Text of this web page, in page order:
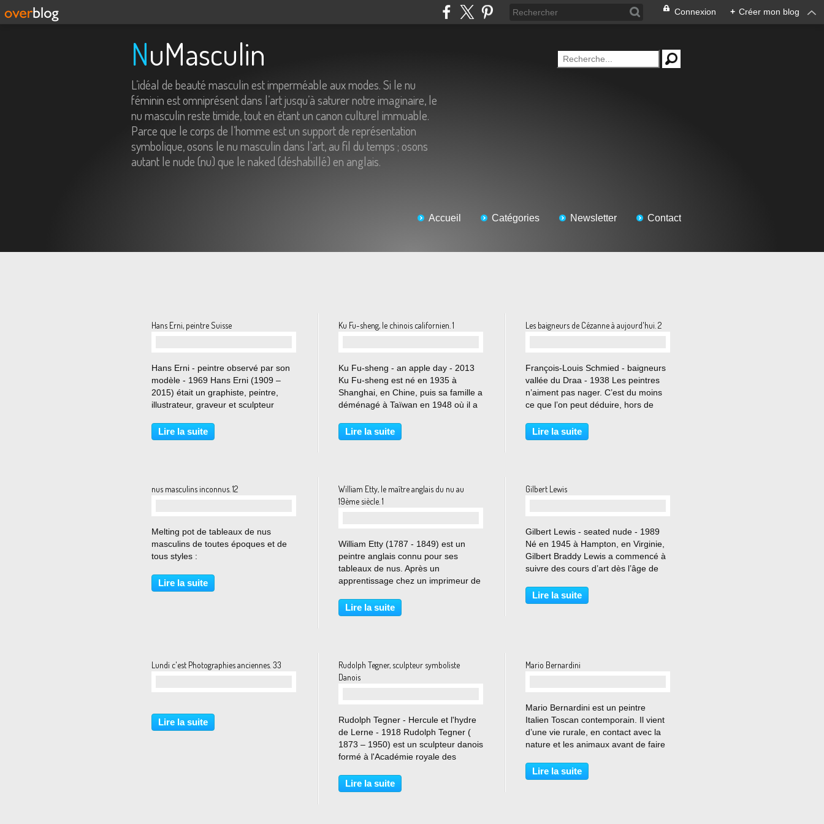
Connexion + Créer mon blog
NuMasculin
L’idéal de beauté masculin est imperméable aux modes. Si le nu
féminin est omniprésent dans l’art jusqu’à saturer notre imaginaire, le
nu masculin reste timide, tout en étant un canon culturel immuable.
Parce que le corps de l’homme est un support de représentation
symbolique, osons le nu masculin dans l’art, au fil du temps ; osons
autant le nude (nu) que le naked (déshabillé) en anglais.
Accueil Catégories Newsletter Contact
Hans Erni, peintre Suisse
Hans Erni - peintre observé par son
modèle - 1969 Hans Erni (1909 –
2015) était un graphiste, peintre,
illustrateur, graveur et sculpteur
Julian à Paris puis à Berlin, et admire
des artistes tels que Pablo Picasso...
Lire la suite
Ku Fu-sheng, le chinois californien. 1
Ku Fu-sheng - an apple day - 2013
Ku Fu-sheng est né en 1935 à
Shanghai, en Chine, puis sa famille a
déménagé à Taïwan en 1948 où il a
rejoint le groupe de la cinquième
lune qui est un mouvement
Lire la suite
Les baigneurs de Cézanne à aujourd'hui. 2
François-Louis Schmied - baigneurs
vallée du Draa - 1938 Les peintres
n’aiment pas nager. C’est du moins
ce que l’on peut déduire, hors de
personnels, du fait qu’ils ne peignent
que rarement la nage. La baignade
Lire la suite
nus masculins inconnus. 12
Melting pot de tableaux de nus
masculins de toutes époques et de
tous styles :
Lire la suite
William Etty, le maître anglais du nu au
19ème siècle. 1
William Etty (1787 - 1849) est un
peintre anglais connu pour ses
tableaux de nus. Après un
apprentissage chez un imprimeur de
où il fut élève de Lawrence et dont il
devint associé puis membre. Il est
Lire la suite
Gilbert Lewis
Gilbert Lewis - seated nude - 1989
Né en 1945 à Hampton, en Virginie,
Gilbert Braddy Lewis a commencé à
suivre des cours d’art dès l’âge de
bourse qu’il a utilisée pour voyager
en Italie, où il s’est inspiré des
Lire la suite
Lundi c'est Photographies anciennes. 33
Lire la suite
Rudolph Tegner, sculpteur symboliste
Danois
Rudolph Tegner - Hercule et l'hydre
de Lerne - 1918 Rudolph Tegner (
1873 – 1950) est un sculpteur danois
formé à l'Académie royale des
Sculpteur symboliste controversé au
Danemark, Rudolph Tegner est
Lire la suite
Mario Bernardini
Mario Bernardini est un peintre
Italien Toscan contemporain. Il vient
d’une vie rurale, en contact avec la
nature et les animaux avant de faire
arts. Il s'exprime dans la peinture, la
céramique, et la sculpture.
Lire la suite